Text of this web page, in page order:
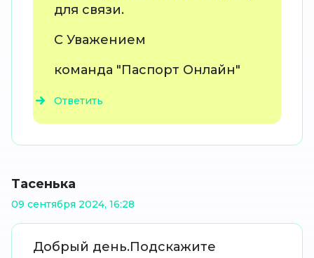
для связи.
С Уважением
команда "Паспорт Онлайн"
Ответить
Тасенька
09 сентября 2024, 16:28
Добрый день.Подскажите